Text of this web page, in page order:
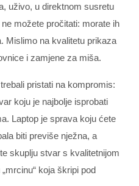
uživo, u direktnom susretu
možete pročitati: morate ih
Mislimo na kvalitetu prikaza
i zamjene za miša.
pristati na kompromis:
koju je najbolje isprobati
Laptop je sprava koju ćete
biti previše nježna, a
skuplju stvar s kvalitetnijom
koja škripi pod